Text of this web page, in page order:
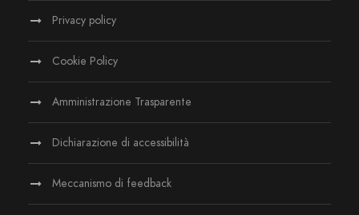
Privacy policy
Cookie Policy
Amministrazione Trasparente
Dichiarazione di accessibilità
Meccanismo di feedback